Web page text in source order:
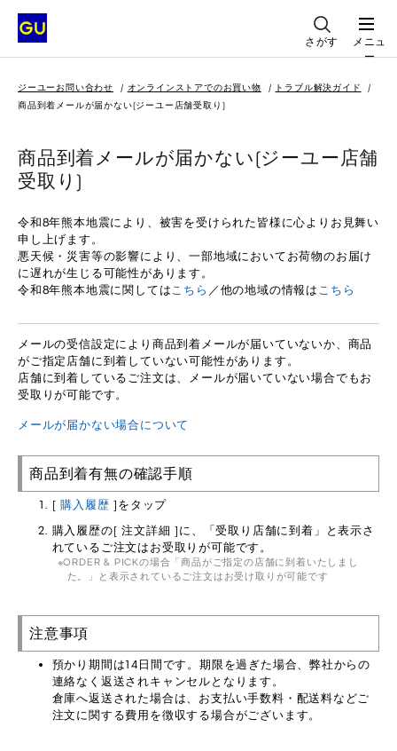
さがす
メニュ
ー
ジーユーお問い合わせ オンラインストアでのお買い物
トラブル解決ガイド
商品到着メールが届かない(ジーユー店舗受取り)
商品到着メールが届かない(ジーユー店舗
受取り)
令和8年熊本地震により、被害を受けられた皆様に心よりお見舞い
申し上げます。
悪天候・災害等の影響により、一部地域においてお荷物のお届け
に遅れが生じる可能性があります。
令和8年熊本地震に関してはこちら ／他の地域の情報は こちら
メールの受信設定により商品到着メールが届いていないか、商品
がご指定店舗に到着していない可能性があります。
店舗に到着しているご注文は、メールが届いていない場合でもお
受取りが可能です。
メールが届かない場合について
商品到着有無の確認手順
[購入履歴 ]をタップ
購入履歴の[ 注文詳細 ]に、「受取り店舗に到着」と表示さ
れているご注文はお受取りが可能です。
ORDER & PICKの場合「商品がご指定の店舗に到着いたしまし
た。」と表示されているご注文はお受け取りが可能です
注意事項
預かり期間は14日間です。期限を過ぎた場合、弊社からの
連絡なく返送されキャンセルとなります。
倉庫へ返送された場合は、お支払い手数料・配送料などご
注文に関する費用を徴収する場合がございます。